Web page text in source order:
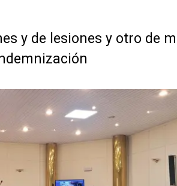
y de lesiones y otro de